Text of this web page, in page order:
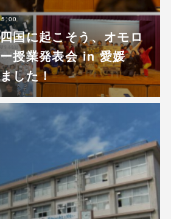
国に起こそう、オモロ
授業発表会 in 愛媛
した！